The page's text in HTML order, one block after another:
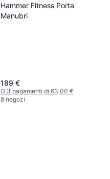
Hammer Fitness Porta
Manubri
189 €
O 3 pagamenti di 63,00 €
8 negozi